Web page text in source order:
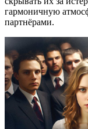
гармоничную
партнёрами.